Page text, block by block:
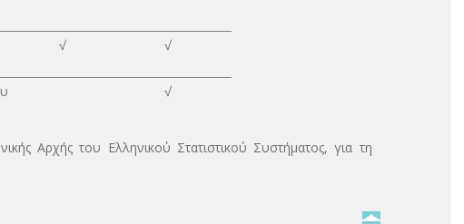
√ √
√
Αρχής του Ελληνικού Στατιστικού Συστήματος, για τη